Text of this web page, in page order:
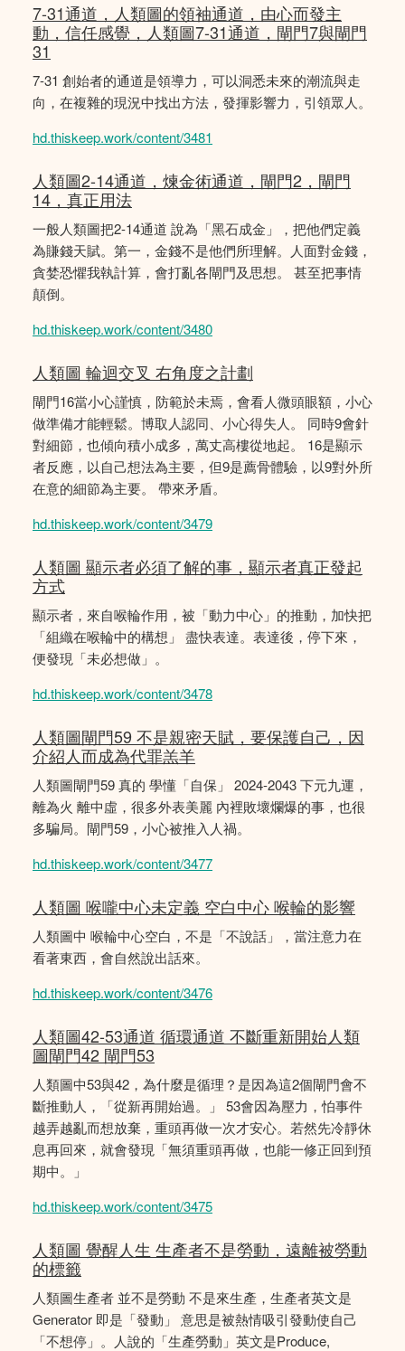
7-31通道，人類圖的領袖通道，由心而發主
動，信任感覺，人類圖7-31通道，閘門7與閘門
31
7-31 創始者的通道是領導力，可以洞悉未來的潮流與走
向，在複雜的現況中找出方法，發揮影響力，引領眾人。
hd.thiskeep.work/content/3481
人類圖2-14通道，煉金術通道，閘門2，閘門
14，真正用法
一般人類圖把2-14通道 說為「黑石成金」，把他們定義
為賺錢天賦。第一，金錢不是他們所理解。人面對金錢，
貪婪恐懼我執計算，會打亂各閘門及思想。 甚至把事情
顛倒。
hd.thiskeep.work/content/3480
人類圖 輪迴交叉 右角度之計劃
閘門16當小心謹慎，防範於未焉，會看人微頭眼額，小心
做準備才能輕鬆。博取人認同、小心得失人。 同時9會針
對細節，也傾向積小成多，萬丈高樓從地起。 16是顯示
者反應，以自己想法為主要，但9是薦骨體驗，以9對外所
在意的細節為主要。 帶來矛盾。
hd.thiskeep.work/content/3479
人類圖 顯示者必須了解的事，顯示者真正發起
方式
顯示者，來自喉輪作用，被「動力中心」的推動，加快把
「組織在喉輪中的構想」 盡快表達。表達後，停下來，
便發現「未必想做」。
hd.thiskeep.work/content/3478
人類圖閘門59 不是親密天賦，要保護自己，因
介紹人而成為代罪羔羊
人類圖閘門59 真的 學懂「自保」 2024-2043 下元九運，
離為火 離中虛，很多外表美麗 內裡敗壞爛爆的事，也很
多騙局。閘門59，小心被推入人禍。
hd.thiskeep.work/content/3477
人類圖 喉嚨中心未定義 空白中心 喉輪的影響
人類圖中 喉輪中心空白，不是「不說話」，當注意力在
看著東西，會自然說出話來。
hd.thiskeep.work/content/3476
人類圖42-53通道 循環通道 不斷重新開始人類
圖閘門42 閘門53
人類圖中53與42，為什麼是循理？是因為這2個閘門會不
斷推動人，「從新再開始過。」 53會因為壓力，怕事件
越弄越亂而想放棄，重頭再做一次才安心。若然先冷靜休
息再回來，就會發現「無須重頭再做，也能一修正回到預
期中。」
hd.thiskeep.work/content/3475
人類圖 覺醒人生 生產者不是勞動，遠離被勞動
的標籤
人類圖生產者 並不是勞動 不是來生產，生產者英文是
Generator 即是「發動」 意思是被熱情吸引發動使自己
「不想停」。人說的「生產勞動」英文是Produce,